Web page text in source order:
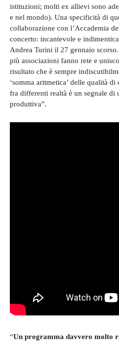
istituzioni; molti ex allievi sono
e nel mondo). Una specificità di
collaborazione con l’Accademia
concerto: incantevole e
Andrea Turini il 27 gennaio
più associazioni fanno rete e
risultato che è sempre
‘somma aritmetica’ delle qualità
fra differenti realtà è un segnale di
produttiva”.
“Un programma davvero molto